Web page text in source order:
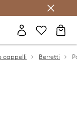
cappelli Berretti